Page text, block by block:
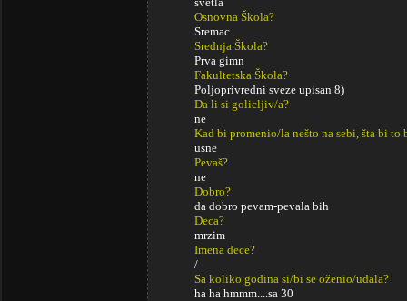
Osnovna Škola?
Sremac
Srednja Škola?
Prva gimn
Fakultetska Škola?
Poljoprivredni sveze upisan 8)
Da li si golicljiv/a?
ne
Kad bi promenio/la nešto na sebi, šta bi to
usne
Pevaš?
ne
Dobro?
da dobro pevam-pevala bih
Deca?
mrzim
Imena dece?
/
Sa koliko godina si/bi se oženio/udala?
ha ha hmmm....sa 30